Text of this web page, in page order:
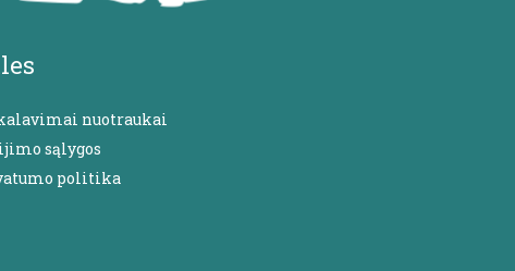
nuotraukai
sąlygos
politika